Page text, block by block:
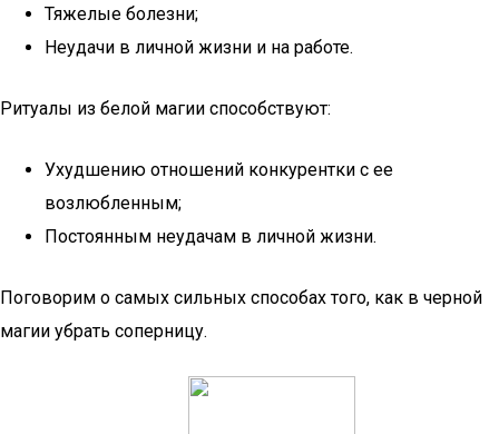
Тяжелые болезни;
Неудачи в личной жизни и на работе.
Ритуалы из белой магии способствуют:
Ухудшению отношений конкурентки с ее
возлюбленным;
Постоянным неудачам в личной жизни.
Поговорим о самых сильных способах того, как в черной
магии убрать соперницу.